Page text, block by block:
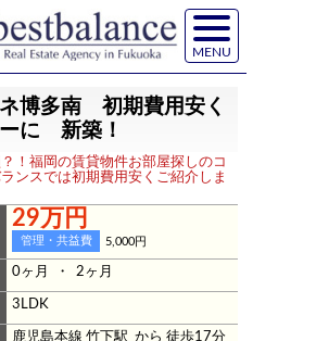
MENU
博多南 初期費用安く
に 新築！
！福岡の賃貸物件お部屋探しのコ
ンスでは初期費用安くご紹介しま
29万円
管理・共益費 5,000円
0ヶ月 ・ 2ヶ月
3LDK
鹿児島本線 竹下駅 から 徒歩17分